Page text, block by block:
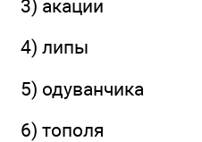
3) акации
4) липы
5) одуванчика
6) тополя